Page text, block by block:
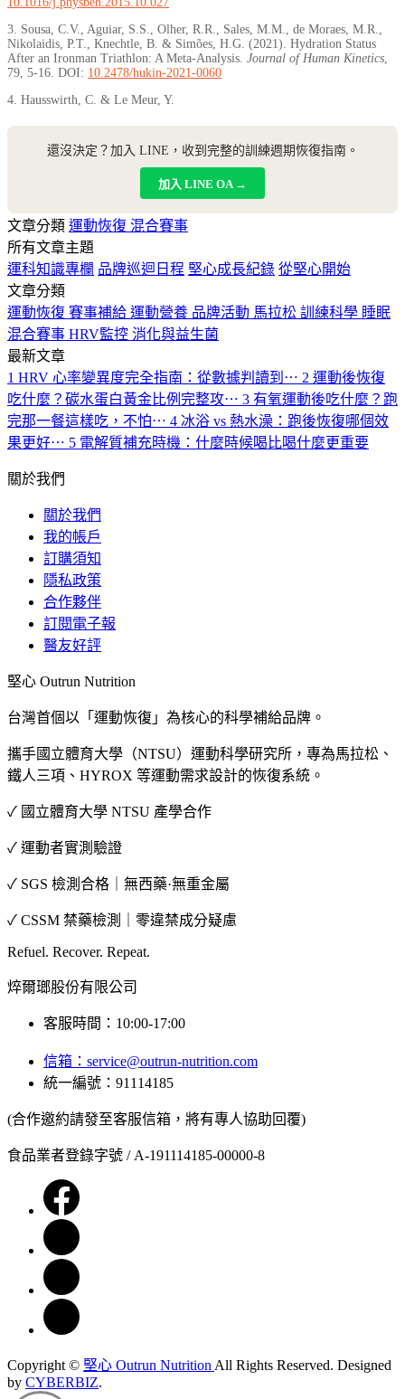
3. Sousa, C.V., Aguiar, S.S., Olher, R.R., Sales, M.M., de Moraes, M.R.,
Nikolaidis, P.T., Knechtle, B. & Simões, H.G. (2021). Hydration Status
After an Ironman Triathlon: A Meta-Analysis. Journal of Human Kinetics
79, 5-16. DOI: 10.2478/hukin-2021-0060
4. Hausswirth, C. & Le Meur, Y.
還沒決定？加入 LINE，收到完整的訓練週期恢復指南。
加入 LINE OA →
文章分類 運動恢復 混合賽事
所有文章主題
運科知識專欄 品牌巡迴日程 堅心成長紀錄 從堅心開始
文章分類
運動恢復 賽事補給 運動營養 品牌活動 馬拉松 訓練科學 睡眠
混合賽事 HRV監控 消化與益生菌
最新文章
1 HRV 心率變異度完全指南：從數據判讀到⋯ 2 運動後恢復
吃什麼？碳水蛋白黃金比例完整攻⋯ 3 有氧運動後吃什麼？跑
完那一餐這樣吃，不怕⋯ 4 冰浴 vs 熱水澡：跑後恢復哪個效
果更好⋯ 5 電解質補充時機：什麼時候喝比喝什麼更重要
關於我們
關於我們
我的帳戶
訂購須知
隱私政策
合作夥伴
訂閱電子報
醫友好評
堅心 Outrun Nutrition
台灣首個以「運動恢復」為核心的科學補給品牌。
攜手國立體育大學（NTSU）運動科學研究所，專為馬拉松、
鐵人三項、HYROX 等運動需求設計的恢復系統。
✓ 國立體育大學 NTSU 產學合作
✓ 運動者實測驗證
✓ SGS 檢測合格｜無西藥·無重金屬
✓ CSSM 禁藥檢測｜零違禁成分疑慮
Refuel. Recover. Repeat.
焠爾瑯股份有限公司
客服時間：10:00-17:00
信箱： service@outrun-nutrition.com
統一編號：91114185
(合作邀約請發至客服信箱，將有專人協助回覆)
食品業者登錄字號 / A-191114185-00000-8
Copyright © 堅心 Outrun Nutrition All Rights Reserved. Designed
by CYBERBIZ.